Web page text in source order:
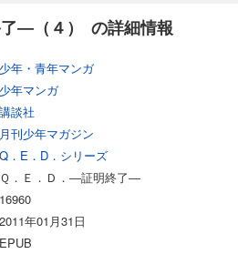
証明終了―（１７）
る
証明終了―（１８）
―（４） の詳細情報
少年・青年マンガ
少年マンガ
講談社
月刊少年マガジン
Q．E．D．シリーズ
Ｑ．Ｅ．Ｄ．―証明終了―
16960
2011年01月31日
EPUB